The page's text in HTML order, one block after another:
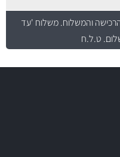
והמשלוח. משלוח 'עד
ט.ל.ח